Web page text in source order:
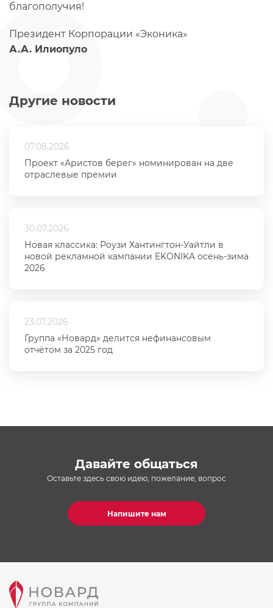
Другие новости
07.08.2026
Проект «Аристов берег» номинирован на две
отраслевые премии
30.07.2026
Новая классика: Роузи Хантингтон-Уайтли в
новой рекламной кампании EKONIKA осень-зима
2026
23.07.2026
Группа «Новард» делится нефинансовым
отчётом за 2025 год
благополучия!
Президент Корпорации «Эконика»
А.А. Илиопуло
Давайте общаться
Оставьте здесь свою идею, пожелание, вопрос
Напишите нам